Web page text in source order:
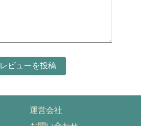
運営会社